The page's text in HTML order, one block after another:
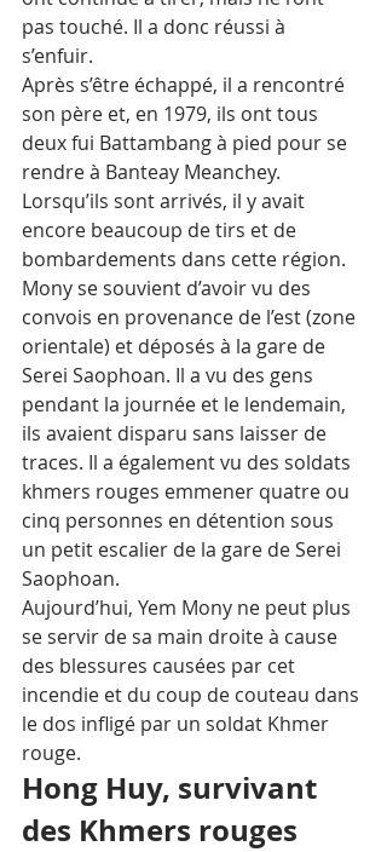
pas touché. Il a donc réussi à
s’enfuir.
Après s’être échappé, il a rencontré
son père et, en 1979, ils ont tous
deux fui Battambang à pied pour se
rendre à Banteay Meanchey.
Lorsqu’ils sont arrivés, il y avait
encore beaucoup de tirs et de
bombardements dans cette région.
Mony se souvient d’avoir vu des
convois en provenance de l’est (zone
orientale) et déposés à la gare de
Serei Saophoan. Il a vu des gens
pendant la journée et le lendemain,
ils avaient disparu sans laisser de
traces. Il a également vu des soldats
khmers rouges emmener quatre ou
cinq personnes en détention sous
un petit escalier de la gare de Serei
Saophoan.
Aujourd’hui, Yem Mony ne peut plus
se servir de sa main droite à cause
des blessures causées par cet
incendie et du coup de couteau dans
le dos infligé par un soldat Khmer
rouge.
Hong Huy, survivant
des Khmers rouges